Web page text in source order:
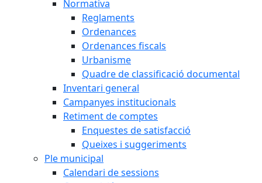
Normativa
Reglaments
Ordenances
Ordenances fiscals
Urbanisme
Quadre de classificació documental
Inventari general
Campanyes institucionals
Retiment de comptes
Enquestes de satisfacció
Queixes i suggeriments
Ple municipal
Calendari de sessions